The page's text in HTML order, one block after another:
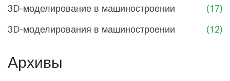
3D-моделирование в машиностроении
(17)
3D-моделирования в машиностроении
(12)
Архивы